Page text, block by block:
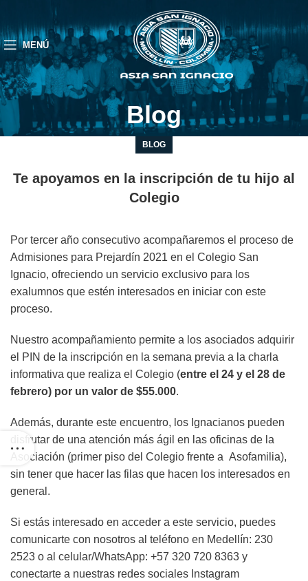
MENÚ
Blog
BLOG
Te apoyamos en la inscripción de tu hijo al
Colegio
Por tercer año consecutivo acompañaremos el proceso de
Admisiones para Prejardín 2021 en el Colegio San
Ignacio, ofreciendo un servicio exclusivo para los
exalumnos que estén interesados en iniciar con este
proceso.
Nuestro acompañamiento permite a los asociados adquirir
el PIN de la inscripción en la semana previa a la charla
informativa que realiza el Colegio (entre el 24 y el 28 de
febrero) por un valor de $55.000.
Además, durante este encuentro, los Ignacianos pueden
disfrutar de una atención más ágil en las oficinas de la
Asociación (primer piso del Colegio frente a Asofamilia),
sin tener que hacer las filas que hacen los interesados en
general.
Si estás interesado en acceder a este servicio, puedes
comunicarte con nosotros al teléfono en Medellín: 230
2523 o al celular/WhatsApp: +57 320 720 8363 y
conectarte a nuestras redes sociales Instagram